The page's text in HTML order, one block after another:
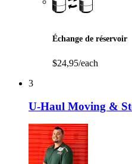
Échange de réservoir
$24,95/each
3
U-Haul Moving &